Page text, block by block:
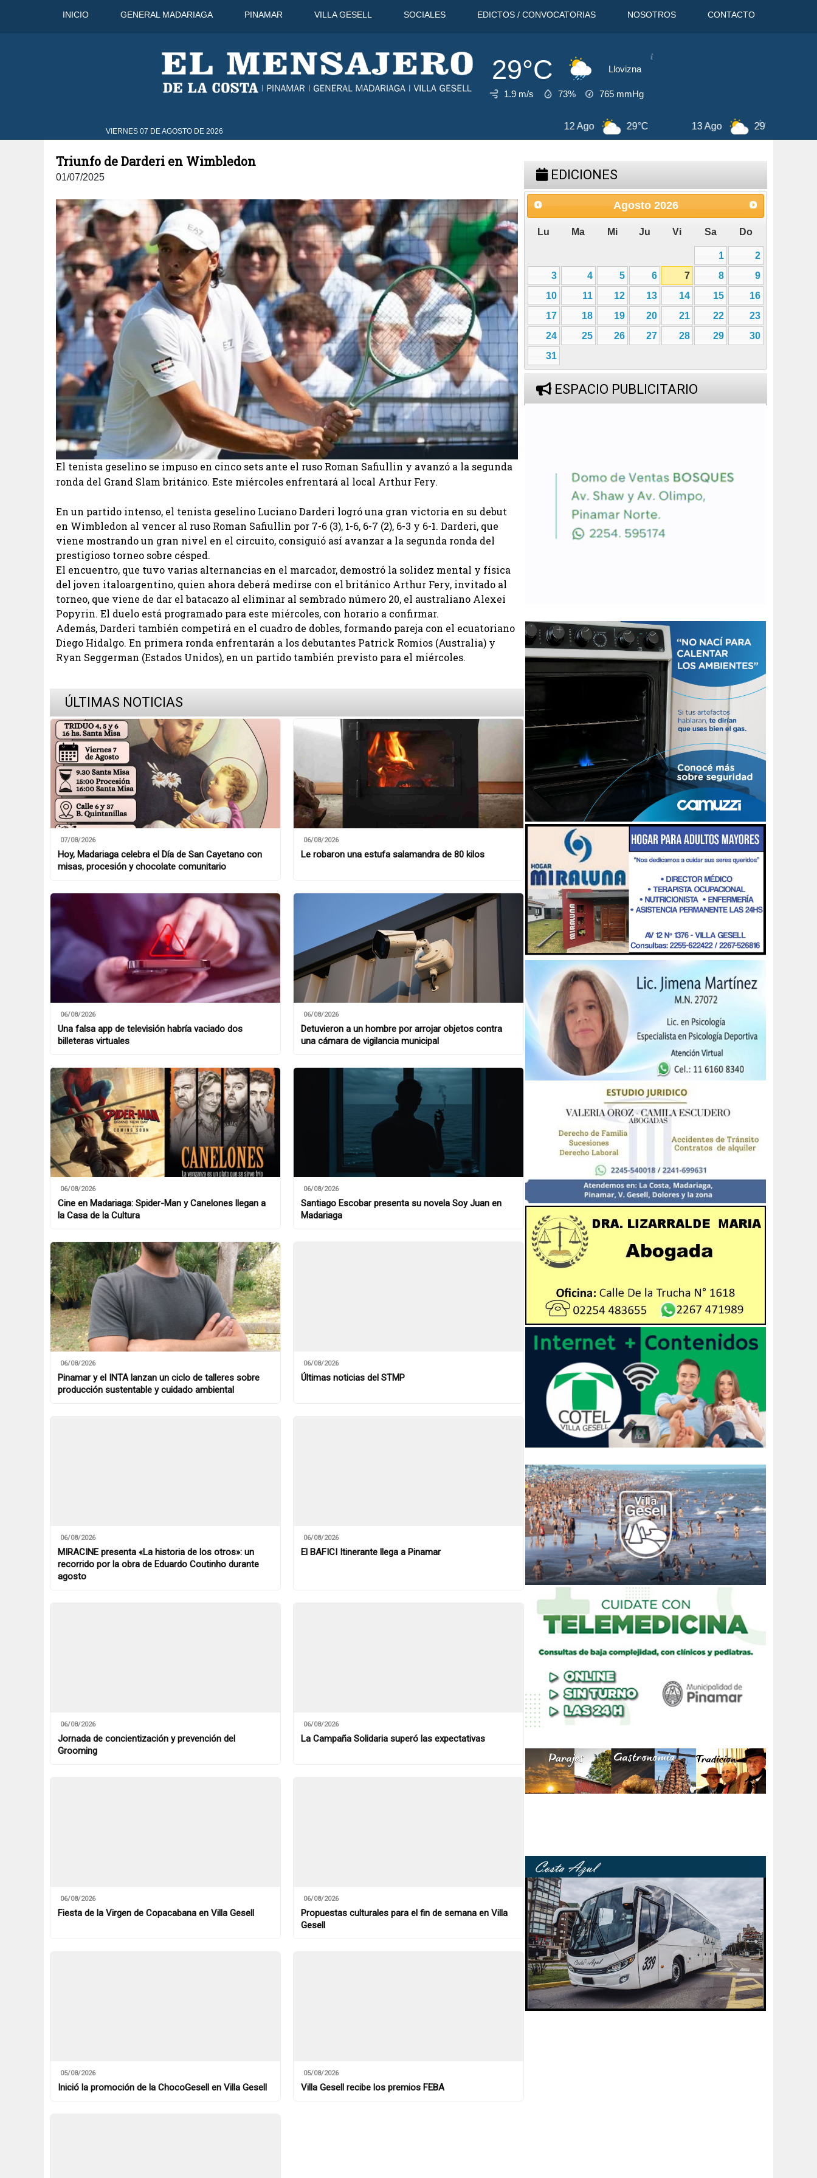
INICIO GENERAL MADARIAGA PINAMAR VILLA GESELL SOCIALES EDICTOS / CONVOCATORIAS NOSOTROS CONTACTO
29°C Llovizna
1.9 m/s 73% 765 mmHg
VIERNES 07 DE AGOSTO DE 2026
10 Ago 32°C 29°C 7 Ago 29°C 8 Ago
Triunfo de Darderi en Wimbledon
01/07/2025
El tenista geselino se impuso en cinco sets ante el ruso Roman Safiullin y avanzó a la segunda
ronda del Grand Slam británico. Este miércoles enfrentará al local Arthur Fery.
En un partido intenso, el tenista geselino Luciano Darderi logró una gran victoria en su debut
en Wimbledon al vencer al ruso Roman Safiullin por 7-6 (3), 1-6, 6-7 (2), 6-3 y 6-1. Darderi, que
viene mostrando un gran nivel en el circuito, consiguió así avanzar a la segunda ronda del
prestigioso torneo sobre césped.
El encuentro, que tuvo varias alternancias en el marcador, demostró la solidez mental y física
del joven italoargentino, quien ahora deberá medirse con el británico Arthur Fery, invitado al
torneo, que viene de dar el batacazo al eliminar al sembrado número 20, el australiano Alexei
Popyrin. El duelo está programado para este miércoles, con horario a confirmar.
Además, Darderi también competirá en el cuadro de dobles, formando pareja con el ecuatoriano
Diego Hidalgo. En primera ronda enfrentarán a los debutantes Patrick Romios (Australia) y
Ryan Seggerman (Estados Unidos), en un partido también previsto para el miércoles.
ÚLTIMAS NOTICIAS
07/08/2026
Hoy, Madariaga celebra el Día de San Cayetano con
misas, procesión y chocolate comunitario
06/08/2026
Le robaron una estufa salamandra de 80 kilos
06/08/2026
Una falsa app de televisión habría vaciado dos
billeteras virtuales
06/08/2026
Detuvieron a un hombre por arrojar objetos contra
una cámara de vigilancia municipal
06/08/2026
Cine en Madariaga: Spider-Man y Canelones llegan a
la Casa de la Cultura
06/08/2026
Santiago Escobar presenta su novela Soy Juan en
Madariaga
06/08/2026
Pinamar y el INTA lanzan un ciclo de talleres sobre
producción sustentable y cuidado ambiental
06/08/2026
Últimas noticias del STMP
06/08/2026
MIRACINE presenta «La historia de los otros»: un
recorrido por la obra de Eduardo Coutinho durante
agosto
06/08/2026
El BAFICI Itinerante llega a Pinamar
06/08/2026
Jornada de concientización y prevención del
Grooming
06/08/2026
La Campaña Solidaria superó las expectativas
06/08/2026
Fiesta de la Virgen de Copacabana en Villa Gesell
06/08/2026
Propuestas culturales para el fin de semana en Villa
Gesell
05/08/2026
Inició la promoción de la ChocoGesell en Villa Gesell
05/08/2026
Villa Gesell recibe los premios FEBA
EDICIONES
Agosto 2026
Lu Ma Mi Ju Vi Sa Do
1
2
3
4 5 6 7 8
9
10
11 12 13 14 15
16
17
18 19 20 21 22
23
24
25 26 27 28 29
30
31
ESPACIO PUBLICITARIO